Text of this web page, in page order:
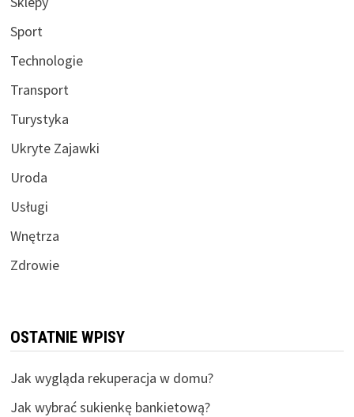
Sport
Technologie
Transport
Turystyka
Ukryte Zajawki
Uroda
Usługi
Wnętrza
Zdrowie
OSTATNIE WPISY
Jak wygląda rekuperacja w domu?
Jak wybrać sukienkę bankietową?